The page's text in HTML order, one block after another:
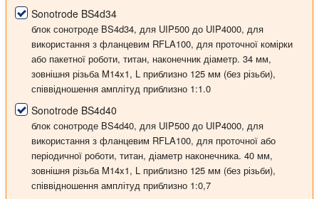
Sonotrode BS4d34
блок сонотроде BS4d34, для UIP500 до UIP4000, для
використання з фланцевим RFLA100, для проточної комірки
або пакетної роботи, титан, наконечник діаметр. 34 мм,
зовнішня різьба M14x1, L приблизно 125 мм (без різьби),
співвідношення амплітуд приблизно 1:1.0
Sonotrode BS4d40
блок сонотроде BS4d40, для UIP500 до UIP4000, для
використання з фланцевим RFLA100, для проточної або
періодичної роботи, титан, діаметр наконечника. 40 мм,
зовнішня різьба M14x1, L приблизно 125 мм (без різьби),
співвідношення амплітуд приблизно 1:0,7